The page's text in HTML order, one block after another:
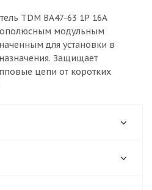
TDM ВА47-63 1Р 16А
модульным
для установки в
Защищает
цепи от коротких